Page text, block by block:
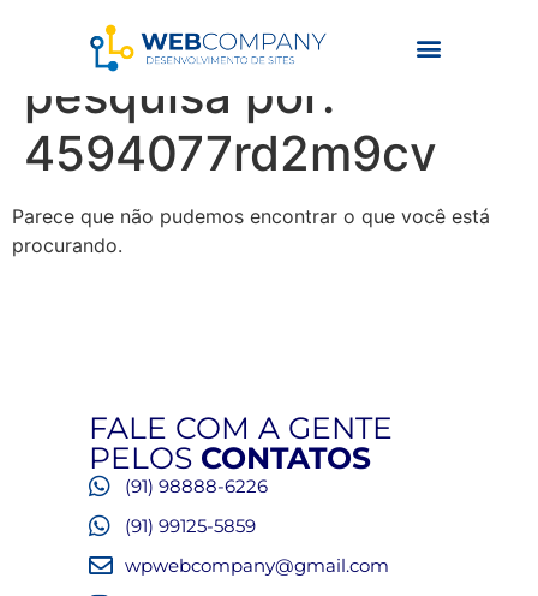
Resultados da
pesquisa por:
4594077rd2m9cv
Parece que não pudemos encontrar o que você está
procurando.
FALE COM A GENTE
PELOS CONTATOS
(91) 98888-6226
(91) 99125-5859
wpwebcompany@gmail.com